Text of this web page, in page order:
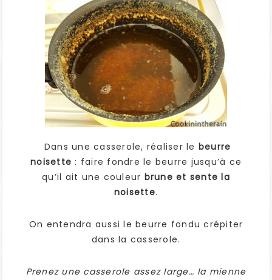
Dans une casserole, réaliser le beurre
noisette : faire fondre le beurre jusqu’à ce
qu’il ait une couleur brune et sente la
noisette.
On entendra aussi le beurre fondu crépiter
dans la casserole.
Prenez une casserole assez large… la mienne